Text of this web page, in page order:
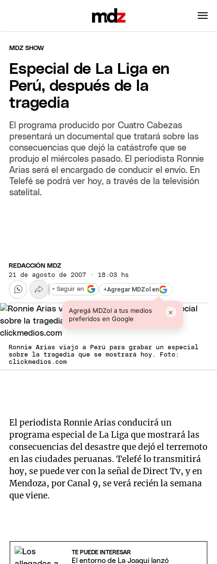
MDZ SHOW
Especial de La Liga en
Perú, después de la
tragedia
El programa producido por Cuatro Cabezas
presentará un documental que tratará sobre las
consecuencias que dejó la catástrofe que se
produjo el miércoles pasado. El periodista Ronnie
Arias será el encargado de conducir el envío. En
Telefé se podrá ver hoy, a través de la televisión
satelital.
REDACCIÓN MDZ
21 de agosto de 2007 · 18:03 hs
+Agregar MDZol en
Agregá MDZol a tus medios
preferidos en Google
×
+ Seguir en
Ronnie Arias viajó a Perú para grabar un especial
sobre la tragedia que se mostrará hoy. Foto:
clickmedios.com
El periodista Ronnie Arias conducirá un
programa especial de La Liga que mostrará las
consecuencias del desastre que dejó el terremoto
en las ciudades peruanas. Telefé lo transmitirá
hoy, se puede ver con la señal de Direct Tv, y en
Mendoza, por Canal 9, se verá recién la semana
que viene.
TE PUEDE INTERESAR
El entorno de La Joaqui lanzó